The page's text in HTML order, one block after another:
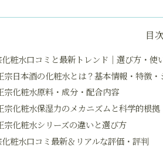
目
粧水口コミと最新トレンド｜選び方・
宗日本酒の化粧水とは？基本情報・特徴・
宗化粧水原料・成分・配合内容
宗化粧水保湿力のメカニズムと科学的根拠
宗化粧水シリーズの違いと選び方
粧水口コミ最新＆リアルな評価・評判